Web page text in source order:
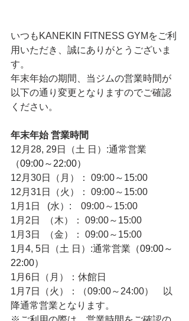
いつもKANEKIN FITNESS GYMをご利
用いただき、誠にありがとうございま
す。
年末年始の期間、当ジムの営業時間が
以下の通り変更となりますのでご確認
ください。
年末年始 営業時間
12月28, 29日（土 日）:通常営業
（09:00～22:00）
12月30日（月）： 09:00～15:00
12月31日（火）： 09:00～15:00
1月1日   (水）:　09:00～15:00
1月2日  （木）： 09:00～15:00
1月3日  （金）： 09:00～15:00
1月4, 5日（土 日）:通常営業 （09:00～
22:00）
1月6日（月）：休館日
1月7日（火）：（09:00～24:00）　以
降通常営業となります。